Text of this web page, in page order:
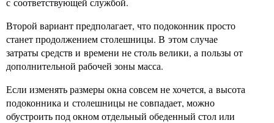
Второй вариант предполагает, что подоконник просто
станет продолжением столешницы. В этом случае
затраты средств и времени не столь велики, а пользы от
дополнительной рабочей зоны масса.
Если изменять размеры окна совсем не хочется, а высота
подоконника и столешницы не совпадает, можно
обустроить под окном отдельный обеденный стол или